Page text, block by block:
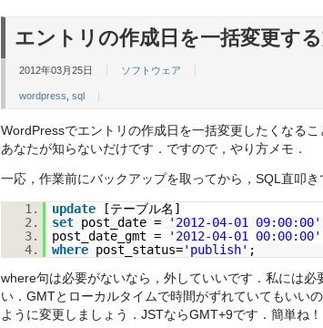
エントリの作成日を一括変更す
2012年03月25日 ソフトウェア
wordpress sql
WordPressでエントリの作成日を一括変更したくなる
あなたが知らないだけです．ですので，やり方メモ．
一応，作業前にバックアップを取ってから，SQL直叩
1. update
[テーブル名]
2.
set post_date = '2012-04-01 09:00:00'
3.
post_date_gmt =
'2012-04-01 00:00:00'
4.
where post_status='publish' ;
where句は必要がないなら，外していいです．私には
い．GMTとローカルタイムで時間がずれていてもいい
ように変更しましょう．JSTならGMT+9です．簡単ね！